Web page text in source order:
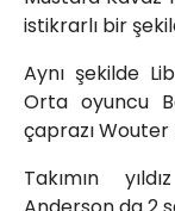
istikrarlı bir
Aynı şekilde
Orta oyuncu
çaprazı
Takımın